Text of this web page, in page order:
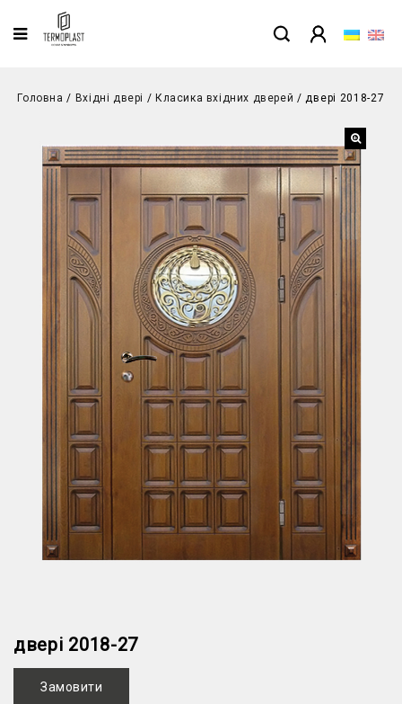
Головна / Вхідні двері / Класика вхідних дверей /двері 2018-27
двері 2018-27
Замовити